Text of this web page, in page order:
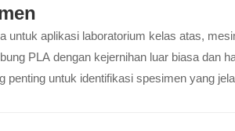
untuk aplikasi laboratorium kelas atas,
PLA dengan kejernihan luar biasa dan
penting untuk identifikasi spesimen yang